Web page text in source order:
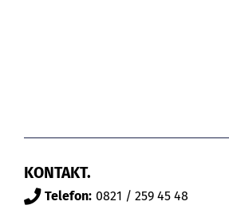
KONTAKT.
Telefon: 0821 / 259 45 48